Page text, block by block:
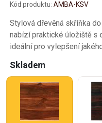
Kód produktu: AMBA-KSV
Stylová dřevěná skříňka
nabízí praktické úložiště s
ideální pro vylepšení
Skladem